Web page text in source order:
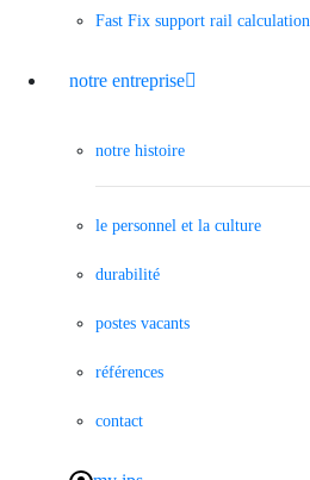
Fast Fix support rail calculation
notre entreprise
notre histoire
le personnel et la culture
durabilité
postes vacants
références
contact